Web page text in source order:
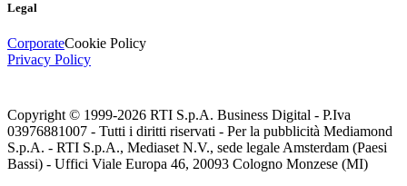
Legal
CorporateCookie Policy
Privacy Policy
Copyright © 1999-2026 RTI S.p.A. Business Digital - P.Iva
03976881007 - Tutti i diritti riservati - Per la pubblicità Mediamond
S.p.A. - RTI S.p.A., Mediaset N.V., sede legale Amsterdam (Paesi
Bassi) - Uffici Viale Europa 46, 20093 Cologno Monzese (MI)